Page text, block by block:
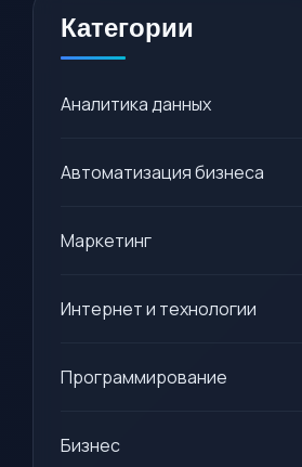
Категории
Аналитика данных
Автоматизация бизнеса
Маркетинг
Интернет и технологии
Программирование
Бизнес